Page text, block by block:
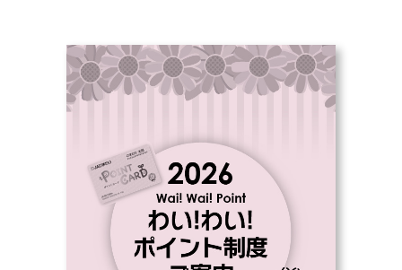
部会のご案内
営農事業店舗
総合集出荷センター